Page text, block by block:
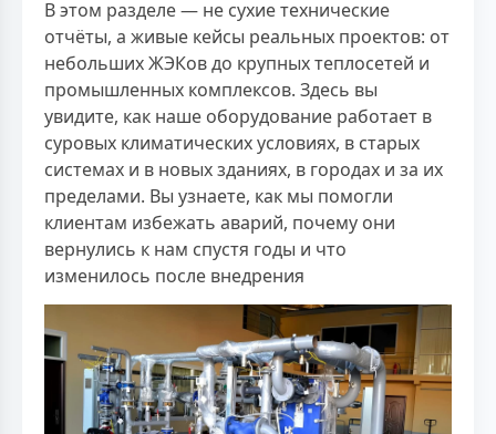
В этом разделе — не сухие технические
отчёты, а живые кейсы реальных проектов: от
небольших ЖЭКов до крупных теплосетей и
промышленных комплексов. Здесь вы
увидите, как наше оборудование работает в
суровых климатических условиях, в старых
системах и в новых зданиях, в городах и за их
пределами. Вы узнаете, как мы помогли
клиентам избежать аварий, почему они
вернулись к нам спустя годы и что
изменилось после внедрения